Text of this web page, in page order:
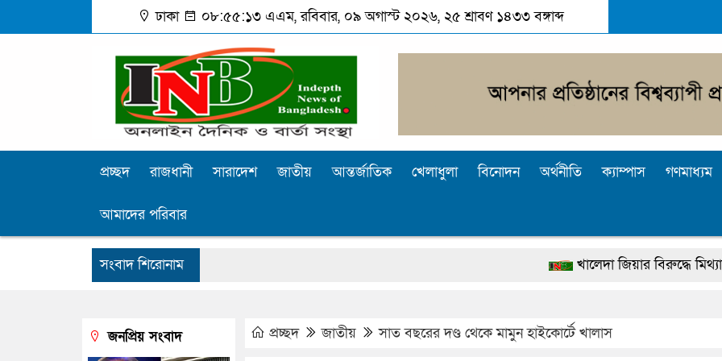
ঢাকা ০৮:৫৫:১৩ এএম, রবিবার, ০৯ অগাস্ট ২০২৬, ২৫ শ্রাবণ ১৪৩৩ বঙ্গাব্দ
প্রচ্ছদ রাজধানী সারাদেশ জাতীয় আন্তর্জাতিক খেলাধুলা বিনোদন অর্থনীতি ক্যাম্পাস গণমাধ্যম
আমাদের পরিবার
সংবাদ শিরোনাম খালেদা জিয়ার বিরুদ্ধে মিথ্যা সাক্ষ্য
পুলিশ কোনো দলের বা গোষ্ঠীর লাঠিয়াল
প্রচ্ছদ জাতীয় সাত বছরের দণ্ড থেকে মামুন হাইকোর্টে খালাস
জনপ্রিয় সংবাদ